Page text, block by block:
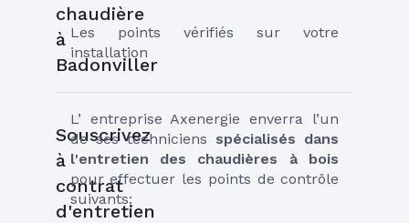
Les points vérifiés sur votre
installation
L’ entreprise Axenergie enverra l’un
de ses techniciens spécialisés dans
l'entretien des chaudières à bois
pour effectuer les points de contrôle
suivants:
chaudière
à
Badonviller
Souscrivez
à
contrat
d'entretien